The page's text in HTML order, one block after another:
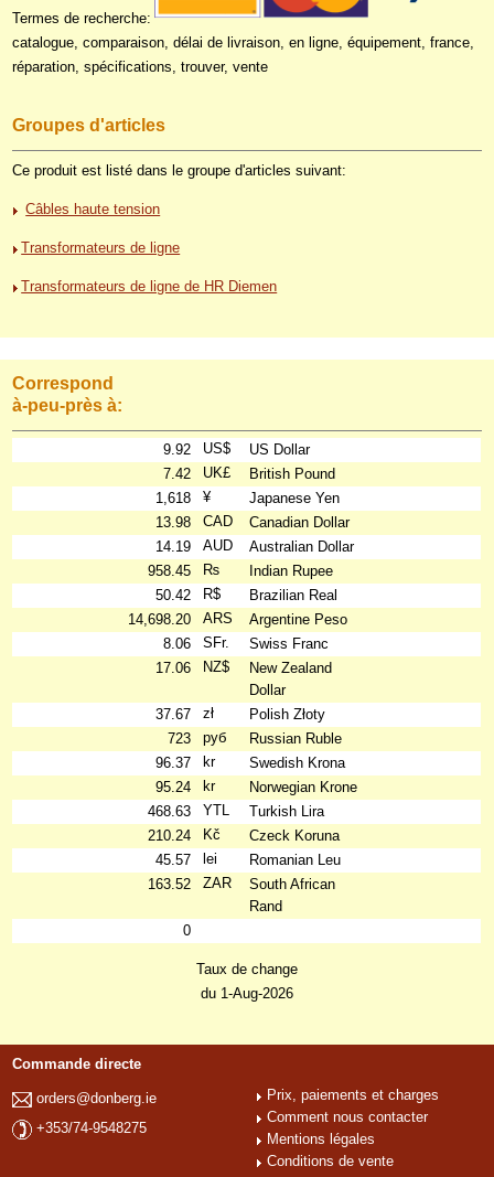
Termes de recherche:
catalogue, comparaison, délai de livraison, en ligne, équipement, france,
réparation, spécifications, trouver, vente
Groupes d'articles
Ce produit est listé dans le groupe d'articles suivant:
Câbles haute tension
Transformateurs de ligne
Transformateurs de ligne de HR Diemen
Correspond
à-peu-près à:
9.92 US$
US Dollar
7.42
UK£
British Pound
1,618
¥
Japanese Yen
13.98
CAD
Canadian Dollar
14.19
AUD
Australian Dollar
958.45
₨
Indian Rupee
50.42
R$
Brazilian Real
14,698.20
ARS
Argentine Peso
8.06
SFr.
Swiss Franc
17.06
NZ$
New Zealand
Dollar
37.67
zł
Polish Złoty
723
руб
Russian Ruble
96.37
kr
Swedish Krona
95.24
kr
Norwegian Krone
468.63
YTL
Turkish Lira
210.24
Kč
Czeck Koruna
45.57
lei
Romanian Leu
163.52
ZAR
South African
Rand
0
Taux de change
du 1-Aug-2026
Commande directe
orders@donberg.ie
+353/74-9548275
Prix, paiements et charges
Comment nous contacter
Mentions légales
Conditions de vente